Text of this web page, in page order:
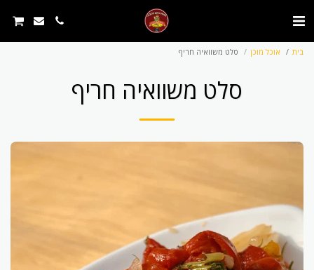
בית אוכל מוכן סלט משוואיה חריף
סלט משוואיה חריף